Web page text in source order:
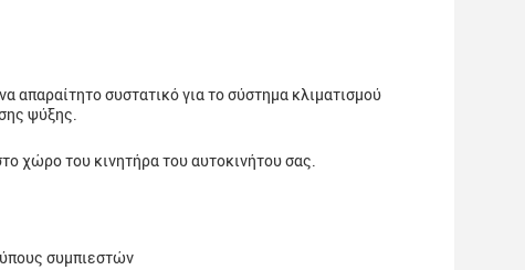
απαραίτητο συστατικό για το σύστημα κλιματισμού
ψύξης.
χώρο του κινητήρα του αυτοκινήτου σας.
συμπιεστών